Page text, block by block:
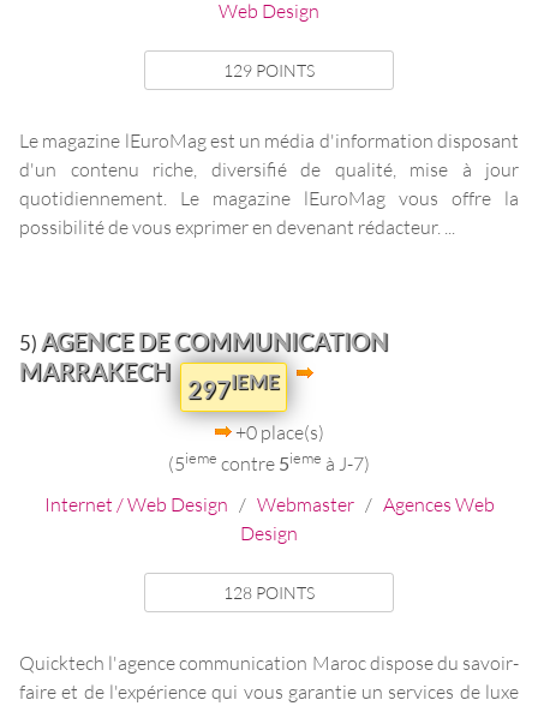
Web Design
129 POINTS
Le magazine lEuroMag est un média d'information disposant
d'un contenu riche, diversifié de qualité, mise à jour
quotidiennement. Le magazine lEuroMag vous offre la
possibilité de vous exprimer en devenant rédacteur. ...
5)AGENCE DE COMMUNICATION
MARRAKECH
297IEME
+0 place(s)
(5ieme contre 5ieme à J-7)
Internet / Web Design / Webmaster/ Agences Web
Design
128 POINTS
Quicktech l'agence communication Maroc dispose du savoir-
faire et de l'expérience qui vous garantie un services de luxe